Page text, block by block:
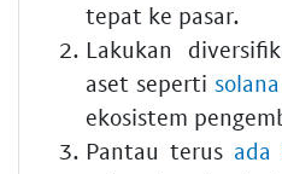
tepat ke pasar.
Lakukan
aset seperti
ekosistem
Pantau terus